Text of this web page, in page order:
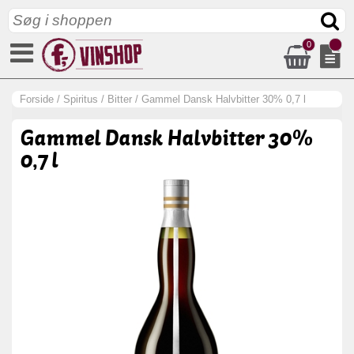
0
Forside / Spiritus / Bitter / Gammel Dansk Halvbitter 30% 0,7 l
Gammel Dansk Halvbitter 30%
0,7 l